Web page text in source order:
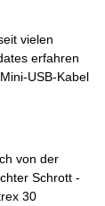
vielen
erfahren
USB-Kabel
von der
Schrott -
30